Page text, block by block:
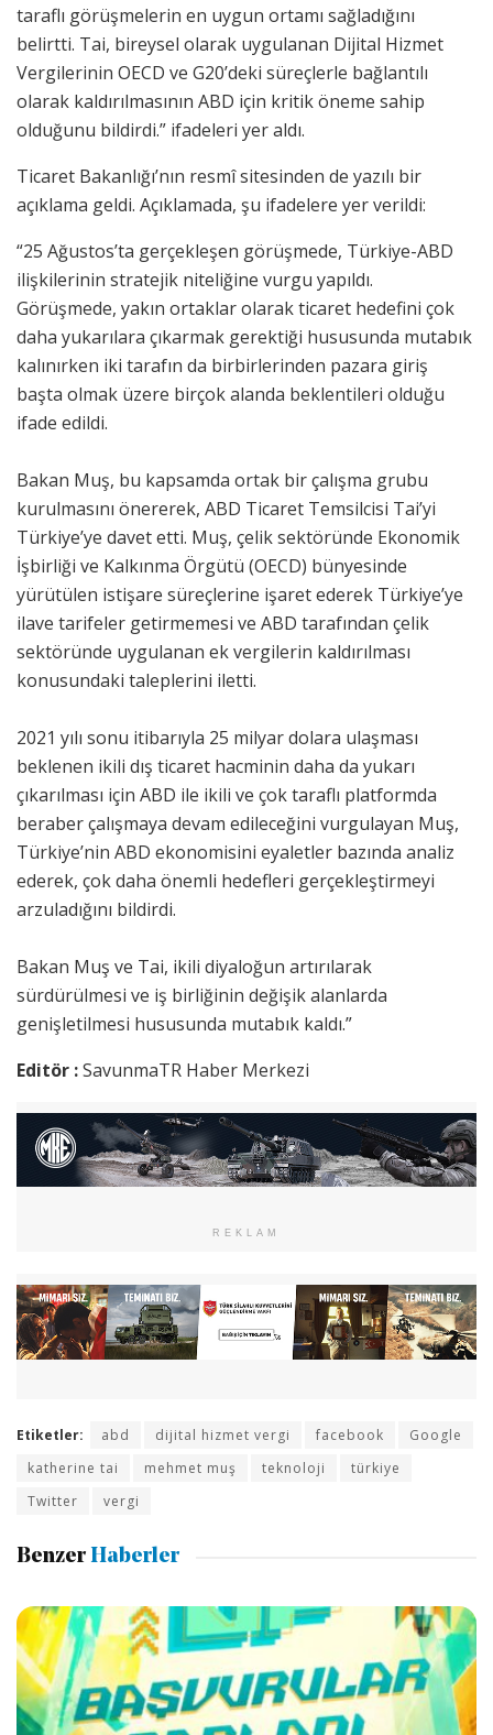
taraflı görüşmelerin en uygun ortamı sağladığını
belirtti. Tai, bireysel olarak uygulanan Dijital Hizmet
Vergilerinin OECD ve G20’deki süreçlerle bağlantılı
olarak kaldırılmasının ABD için kritik öneme sahip
olduğunu bildirdi.” ifadeleri yer aldı.
Ticaret Bakanlığı’nın resmî sitesinden de yazılı bir
açıklama geldi. Açıklamada, şu ifadelere yer verildi:
“25 Ağustos’ta gerçekleşen görüşmede, Türkiye-ABD
ilişkilerinin stratejik niteliğine vurgu yapıldı.
Görüşmede, yakın ortaklar olarak ticaret hedefini çok
daha yukarılara çıkarmak gerektiği hususunda mutabık
kalınırken iki tarafın da birbirlerinden pazara giriş
başta olmak üzere birçok alanda beklentileri olduğu
ifade edildi.
Bakan Muş, bu kapsamda ortak bir çalışma grubu
kurulmasını önererek, ABD Ticaret Temsilcisi Tai’yi
Türkiye’ye davet etti. Muş, çelik sektöründe Ekonomik
İşbirliği ve Kalkınma Örgütü (OECD) bünyesinde
yürütülen istişare süreçlerine işaret ederek Türkiye’ye
ilave tarifeler getirmemesi ve ABD tarafından çelik
sektöründe uygulanan ek vergilerin kaldırılması
konusundaki taleplerini iletti.
2021 yılı sonu itibarıyla 25 milyar dolara ulaşması
beklenen ikili dış ticaret hacminin daha da yukarı
çıkarılması için ABD ile ikili ve çok taraflı platformda
beraber çalışmaya devam edileceğini vurgulayan Muş,
Türkiye’nin ABD ekonomisini eyaletler bazında analiz
ederek, çok daha önemli hedefleri gerçekleştirmeyi
arzuladığını bildirdi.
Bakan Muş ve Tai, ikili diyaloğun artırılarak
sürdürülmesi ve iş birliğinin değişik alanlarda
genişletilmesi hususunda mutabık kaldı.”
Editör :SavunmaTR Haber Merkezi
REKLAM
Etiketler: abd dijital hizmet vergi facebook
Google
katherine tai
mehmet muş teknoloji
türkiye
Twitter
vergi
Benzer Haberler